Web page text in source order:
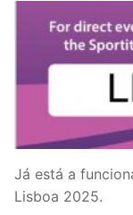
Já está a
Lisboa 2025.